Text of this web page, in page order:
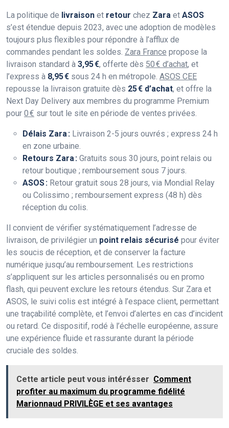
La politique de livraison et retour chez Zara et ASOS
s’est étendue depuis 2023, avec une adoption de modèles
toujours plus flexibles pour répondre à l’afflux de
commandes pendant les soldes. Zara France propose la
livraison standard à 3,95 €, offerte dès 50 € d’achat, et
l’express à 8,95 € sous 24 h en métropole. ASOS CEE
repousse la livraison gratuite dès 25 € d’achat, et offre la
Next Day Delivery aux membres du programme Premium
pour 0 € sur tout le site en période de ventes privées.
Délais Zara : Livraison 2-5 jours ouvrés ; express 24 h
en zone urbaine.
Retours Zara : Gratuits sous 30 jours, point relais ou
retour boutique ; remboursement sous 7 jours.
ASOS : Retour gratuit sous 28 jours, via Mondial Relay
ou Colissimo ; remboursement express (48 h) dès
réception du colis.
Il convient de vérifier systématiquement l’adresse de
livraison, de privilégier un point relais sécurisé pour éviter
les soucis de réception, et de conserver la facture
numérique jusqu’au remboursement. Les restrictions
s’appliquent sur les articles personnalisés ou en promo
flash, qui peuvent exclure les retours étendus. Sur Zara et
ASOS, le suivi colis est intégré à l’espace client, permettant
une traçabilité complète, et l’envoi d’alertes en cas d’incident
ou retard. Ce dispositif, rodé à l’échelle européenne, assure
une expérience fluide et rassurante durant la période
cruciale des soldes.
Cette article peut vous intérésser Comment
profiter au maximum du programme fidélité
Marionnaud PRIVILÈGE et ses avantages